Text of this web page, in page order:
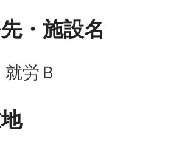
・施設名
労Ｂ